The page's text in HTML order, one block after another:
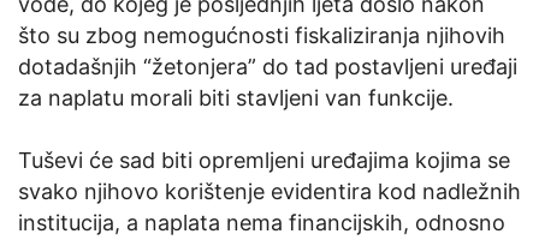
što su zbog nemogućnosti fiskaliziranja njihovih
dotadašnjih “žetonjera” do tad postavljeni uređaji
za naplatu morali biti stavljeni van funkcije.
Tuševi će sad biti opremljeni uređajima kojima se
svako njihovo korištenje evidentira kod nadležnih
institucija, a naplata nema financijskih, odnosno